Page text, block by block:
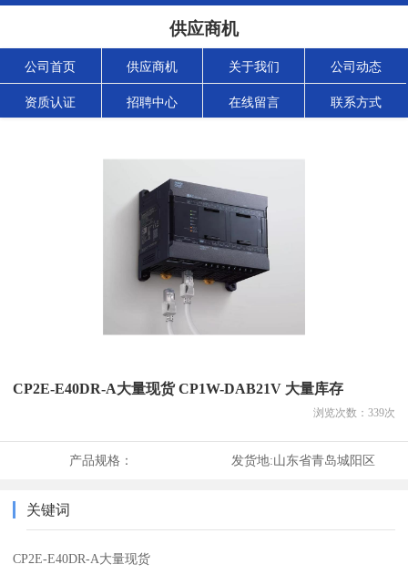
供应商机
公司首页 供应商机 关于我们 公司动态
资质认证 招聘中心 在线留言 联系方式
CP2E-E40DR-A大量现货 CP1W-DAB21V 大量库存
浏览次数： 339次
产品规格： 发货地:山东省青岛城阳区
关键词
CP2E-E40DR-A大量现货